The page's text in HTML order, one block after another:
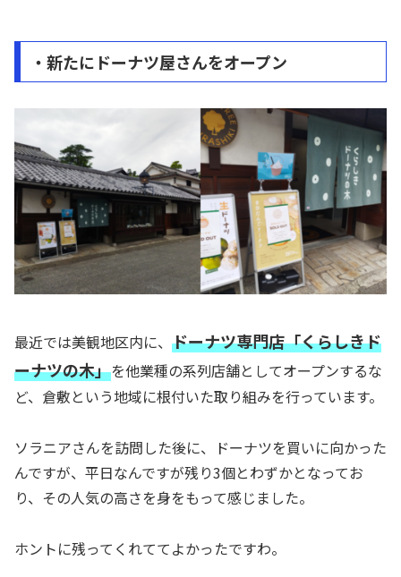
・新たにドーナツ屋さんをオープン
最近では美観地区内に、 ドーナツ専門店「くらしきド
ーナツの木」を他業種の系列店舗としてオープンするな
ど、倉敷という地域に根付いた取り組みを行っています。
ソラニアさんを訪問した後に、ドーナツを買いに向かった
んですが、平日なんですが残り3個とわずかとなってお
り、その人気の高さを身をもって感じました。
ホントに残ってくれててよかったですわ。